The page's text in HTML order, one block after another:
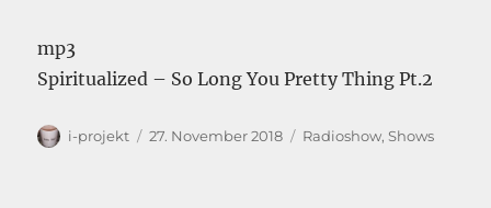
mp3
Spiritualized – So Long You Pretty Thing Pt.2
Autor
i-projekt
Veröffentlicht
27. November 2018 Kategorien
Radioshow,Shows